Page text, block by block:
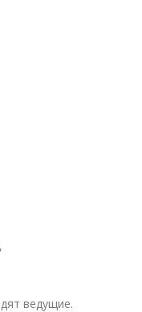
ведущие.